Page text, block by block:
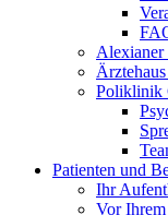
Alexianer
Poliklinik
Patienten und
Ihr
Vor